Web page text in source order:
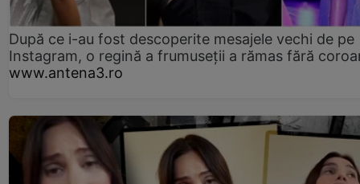
După ce i-au fost descoperite mesajele vechi de pe
Instagram, o regină a frumuseții a rămas fără
www.antena3.ro